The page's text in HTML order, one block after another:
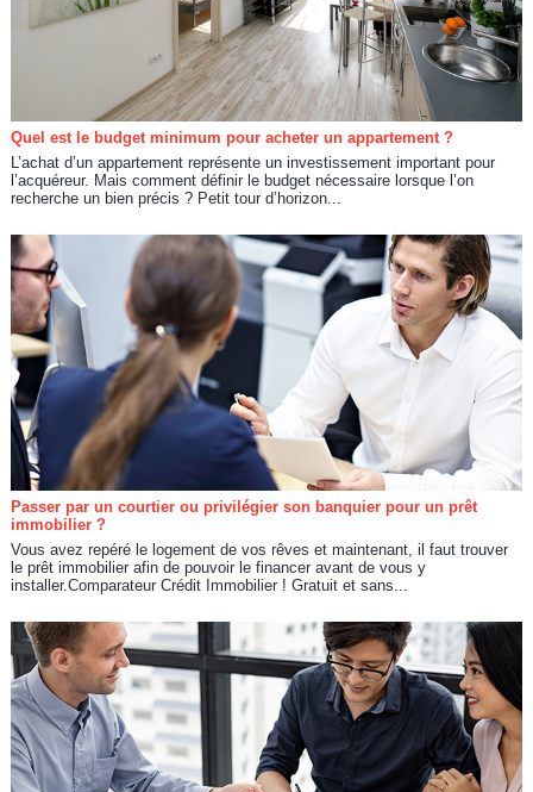
Quel est le budget minimum pour acheter un appartement ?
L’achat d’un appartement représente un investissement important pour
l’acquéreur. Mais comment définir le budget nécessaire lorsque l’on
recherche un bien précis ? Petit tour d’horizon...
Passer par un courtier ou privilégier son banquier pour un prêt
immobilier ?
Vous avez repéré le logement de vos rêves et maintenant, il faut trouver
le prêt immobilier afin de pouvoir le financer avant de vous y
installer.Comparateur Crédit Immobilier ! Gratuit et sans...